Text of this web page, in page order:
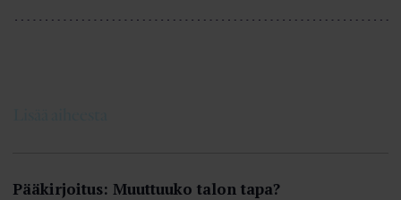
Pääkirjoitus: Muuttuuko talon tapa?